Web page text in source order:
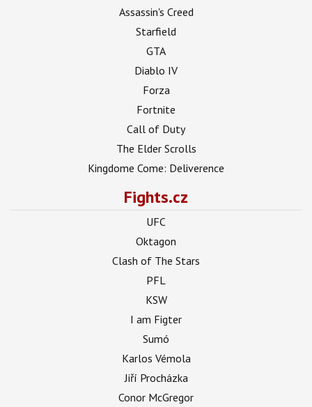
Assassin's Creed
Starfield
GTA
Diablo IV
Forza
Fortnite
Call of Duty
The Elder Scrolls
Kingdome Come: Deliverence
Fights.cz
UFC
Oktagon
Clash of The Stars
PFL
KSW
I am Figter
Sumó
Karlos Vémola
Jiří Procházka
Conor McGregor